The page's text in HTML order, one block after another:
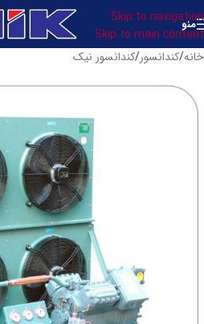
Skip to navigation
Skip to main content
منو
خانه/کندانسور/کندانسور نیک